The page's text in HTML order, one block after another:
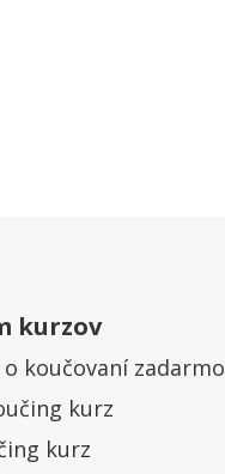
kurzov
koučovaní zadarmo
kurz
kurz